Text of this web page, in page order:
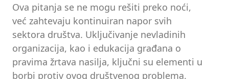
Ova pitanja se ne mogu rešiti preko noći,
već zahtevaju kontinuiran napor svih
sektora društva. Uključivanje nevladinih
organizacija, kao i edukacija građana o
pravima žrtava nasilja, ključni su elementi u
borbi protiv ovog društvenog problema.